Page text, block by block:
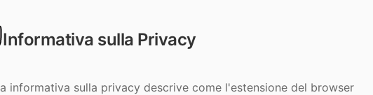
Informativa sulla Privacy
informativa sulla privacy descrive come l'estensione del browser